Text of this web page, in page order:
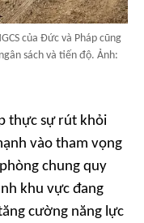
của Đức và Pháp cũng
sách và tiến độ. Ảnh:
thực sự rút khỏi
vào tham vọng
chung quy
khu vực đang
cường năng lực